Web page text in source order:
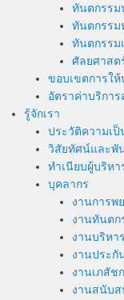
ทันตกรรม
ทันตกรรม
ทันตกรรม
ศัลยศาสต
ขอบเขตการใ
อัตราค่าบริกา
รู้จักเรา
ประวัติความเป็
วิสัยทัศน์และพั
ทำเนียบผู้บริหา
บุคลากร
งานการพ
งานทันตก
งานบริหา
งานประ
งานเภสัช
งานสนับ